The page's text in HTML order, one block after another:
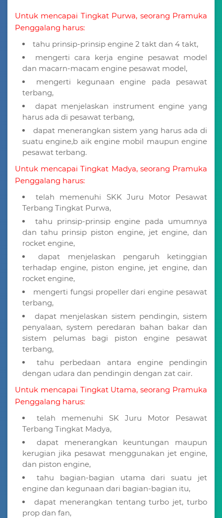
Untuk mencapai Tingkat Purwa, seorang Pramuka
Penggalang harus:
tahu prinsip-prinsip engine 2 takt dan 4 takt,
mengerti cara kerja engine pesawat model
dan macarn-macam engine pesawat model,
mengerti kegunaan engine pada pesawat
terbang,
dapat menjelaskan instrument engine yang
harus ada di pesawat terbang,
dapat menerangkan sistem yang harus ada di
suatu engine,b aik engine mobil maupun engine
pesawat terbang.
Untuk mencapai Tingkat Madya, seorang Pramuka
Penggalang harus:
telah memenuhi SKK Juru Motor Pesawat
Terbang Tingkat Purwa,
tahu prinsip-prinsip engine pada umumnya
dan tahu prinsip piston engine, jet engine, dan
rocket engine,
dapat menjelaskan pengaruh ketinggian
terhadap engine, piston engine, jet engine, dan
rocket engine,
mengerti fungsi propeller dari engine pesawat
terbang,
dapat menjelaskan sistem pendingin, sistem
penyalaan, system peredaran bahan bakar dan
sistem pelumas bagi piston engine pesawat
terbang,
tahu perbedaan antara engine pendingin
dengan udara dan pendingin dengan zat cair.
Untuk mencapai Tingkat Utama, seorang Pramuka
Penggalang harus:
telah memenuhi SK Juru Motor Pesawat
Terbang Tingkat Madya,
dapat menerangkan keuntungan maupun
kerugian jika pesawat menggunakan jet engine,
dan piston engine,
tahu bagian-bagian utama dari suatu jet
engine dan kegunaan dari bagian-bagian itu,
dapat menerangkan tentang turbo jet, turbo
prop dan fan,